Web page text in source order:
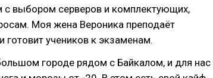
с выбором серверов и комплектующих,
Моя жена Вероника преподаёт
учеников к экзаменам.
городе рядом с Байкалом, и для нас